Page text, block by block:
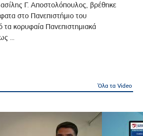
Γ. Αποστολόπουλος, βρέθηκε
στο Πανεπιστήμιο του
κορυφαία Πανεπιστημιακά
...
Όλα τα Video